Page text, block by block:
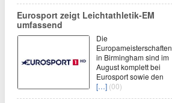
Eurosport zeigt Leichtathletik-EM
umfassend
Die
Europameisterschaften
in Birmingham sind im
August komplett bei
Eurosport sowie den
[…] (00)